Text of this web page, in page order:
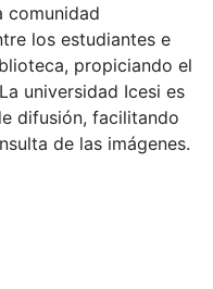
comunidad
los estudiantes e
propiciando el
universidad Icesi es
difusión, facilitando
de las imágenes.